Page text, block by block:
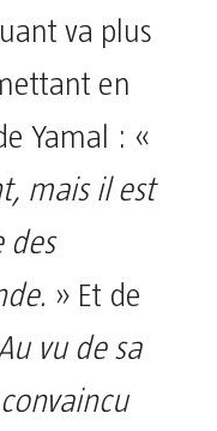
va plus
en
Yamal : «
mais il est
des
» Et de
vu de sa